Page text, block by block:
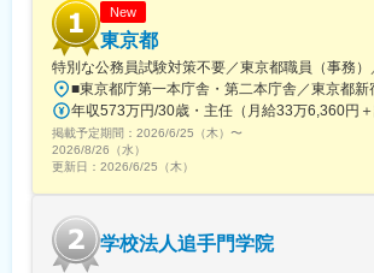
New
東京都
特別な公務員試験対策不要／東京都職員（事務）
掲載予定期間： 2026/6/25（木） 〜
2026/8/26（水）
更新日： 2026/6/25（木）
学校法人追手門学院